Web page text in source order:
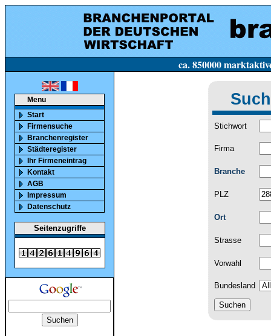
ca. 850000 marktaktive Firmen in
Menu
Start
Firmensuche
Branchenregister
Städteregister
Ihr Firmeneintrag
Kontakt
AGB
Impressum
Datenschutz
Seitenzugriffe
Stichwort
Firma
Branche
PLZ
Ort
Strasse
Vorwahl
Bundesland